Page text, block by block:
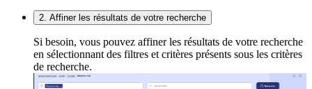
2. Affiner les résultats de votre recherche
Si besoin, vous pouvez affiner les résultats de votre recherche
en sélectionnant des filtres et critères présents sous les critères
de recherche.